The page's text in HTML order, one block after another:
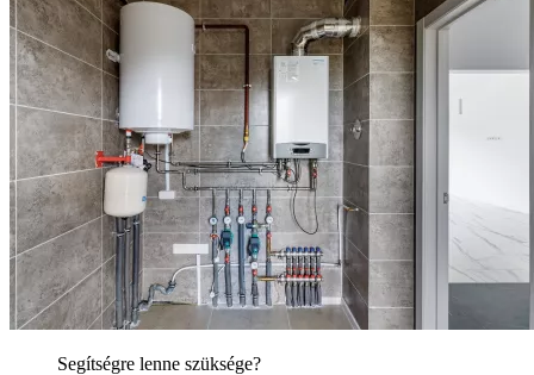
Segítségre lenne szüksége?